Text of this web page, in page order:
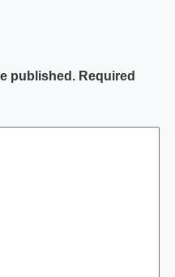
published. Required